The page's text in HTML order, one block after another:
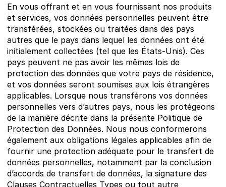
En vous offrant et en vous fournissant nos produits
et services, vos données personnelles peuvent être
transférées, stockées ou traitées dans des pays
autres que le pays dans lequel les données ont été
initialement collectées (tel que les États-Unis). Ces
pays peuvent ne pas avoir les mêmes lois de
protection des données que votre pays de résidence,
et vos données seront soumises aux lois étrangères
applicables. Lorsque nous transférons vos données
personnelles vers d’autres pays, nous les protégeons
de la manière décrite dans la présente Politique de
Protection des Données. Nous nous conformerons
également aux obligations légales applicables afin de
fournir une protection adéquate pour le transfert de
données personnelles, notamment par la conclusion
d’accords de transfert de données, la signature des
Clauses Contractuelles Types ou tout autre